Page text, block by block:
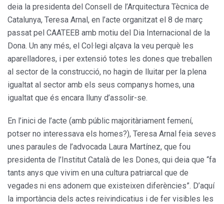
deia la presidenta del Consell de l’Arquitectura Tècnica de
Catalunya, Teresa Arnal, en l’acte organitzat el 8 de març
passat pel CAATEEB amb motiu del Dia Internacional de la
Dona. Un any més, el Col·legi alçava la veu perquè les
aparelladores, i per extensió totes les dones que treballen
al sector de la construcció, no hagin de lluitar per la plena
igualtat al sector amb els seus companys homes, una
igualtat que és encara lluny d’assolir-se.
En l’inici de l’acte (amb públic majoritàriament femení,
potser no interessava els homes?), Teresa Arnal feia seves
unes paraules de l’advocada Laura Martínez, que fou
presidenta de l’Institut Català de les Dones, qui deia que “fa
tants anys que vivim en una cultura patriarcal que de
vegades ni ens adonem que existeixen diferències”. D’aquí
la importància dels actes reivindicatius i de fer visibles les